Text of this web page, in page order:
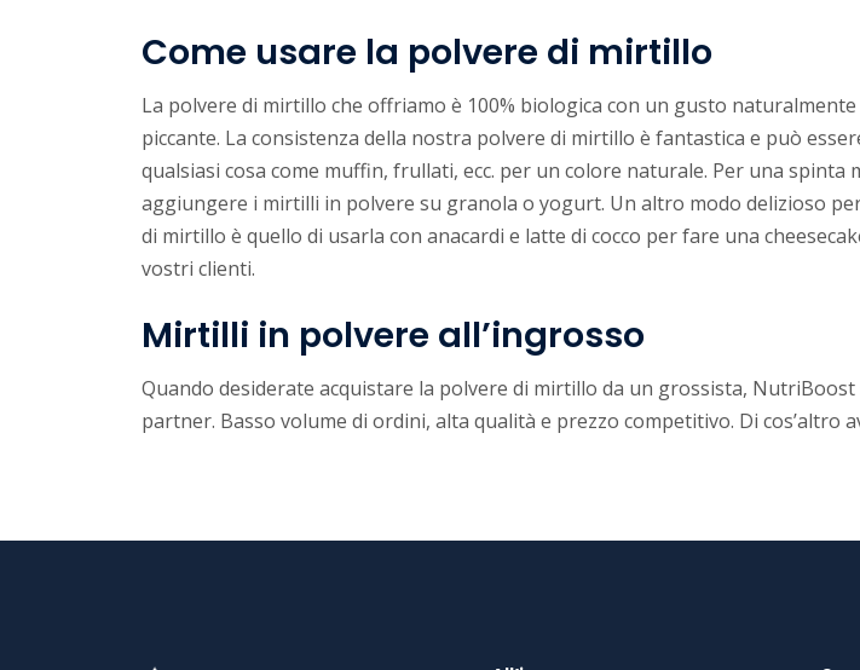
Come usare la polvere di mirtillo
La polvere di mirtillo che offriamo è 100% biologica con un gusto naturalmente
piccante. La consistenza della nostra polvere di mirtillo è fantastica e può
qualsiasi cosa come muffin, frullati, ecc. per un colore naturale. Per una spinta
aggiungere i mirtilli in polvere su granola o yogurt. Un altro modo delizioso
di mirtillo è quello di usarla con anacardi e latte di cocco per fare una
vostri clienti.
Mirtilli in polvere all’ingrosso
Quando desiderate acquistare la polvere di mirtillo da un grossista,
partner. Basso volume di ordini, alta qualità e prezzo competitivo. Di cos’altro